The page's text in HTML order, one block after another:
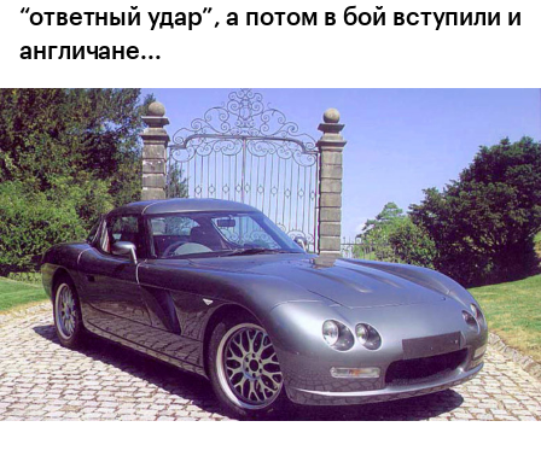
“ответный удар”, а потом в бой вступили и
англичане...